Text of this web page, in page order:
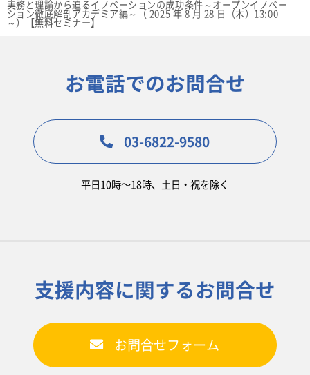
実務と理論から迫るイノベーションの成功条件～オープンイノベー
ション徹底解剖アカデミア編～（ 2025 年 8 月 28 日（木）13:00
～）【無料セミナー】
お電話でのお問合せ
03-6822-9580
平日10時〜18時、土日・祝を除く
支援内容に関するお問合せ
お問合せフォーム